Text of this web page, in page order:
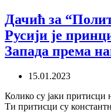
Дачић за
Русији је
Запада према
15.01.2023
Колико су јаки притисци
Ти притисци су